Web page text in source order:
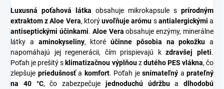
Luxusná poťahová látka obsahuje mikrokapsule s prírodným
extraktom z Aloe Vera, ktorýuvoľňuje arómu santialergickými a
antiseptickými účinkami. Aloe Vera obsahuje enzýmy, minerálne
látky a aminokyseliny, ktoré účinne pôsobia na pokožku a
napomáhajú jej regenerácii, čím prispievajú kzdravšej pleti.
Poťah je prešitý sklimatizačnou výplňouzdutého PES vlákna, čo
zlepšuje priedušnosťa komfort. Poťah je snímateľný a prateľný
na 40 °C, čo zabezpečuje jednoduchú údržbua dlhodobú